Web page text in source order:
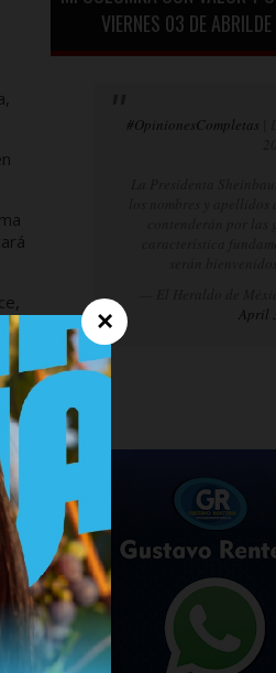
×
VIERNES 03 DE
#OpinionesCompletas
April